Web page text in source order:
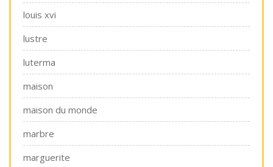
louis xvi
lustre
luterma
maison
maison du monde
marbre
marguerite